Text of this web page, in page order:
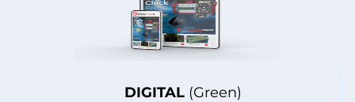
DIGITAL (Green)